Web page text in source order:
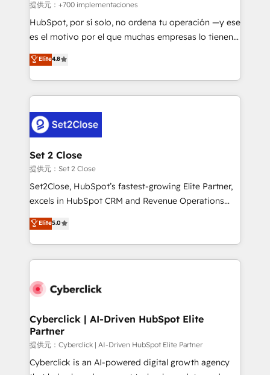
improvement & construction, branding and
commercialization, real estate, health, education,
SaaS, Software Dev & IT and consulting, make the
the United States, EU, UAE, Mexico and Latin
America. From casual user to super fan: make
提供元：+700 implementaciones
HubSpot, por sí solo, no ordena tu operación —y ese
es el motivo por el que muchas empresas lo tienen y
aun así no crecen. Suele ser un círculo: procesos que
no generan datos confiables, datos que no permiten
decidir bien, y decisiones que no logran mejorar los
procesos. Y así, vuelta tras vuelta, el negocio gira sin
el CRM y más con cómo opera la empresa por
debajo. Te acompañamos a ordenar tu operación
para que genere la información que necesitás para
decidir, y HubSpot por fin rinda de verdad. Lo
hacemos paso a paso, sin frenar tu operación, con la
adopción que todos buscan y pocos logran. No es
implementaciones en LATAM. Imaginá HubSpot
mostrándote dónde está tu próxima venta, no solo
consecutivas, una tras otra.
Elite4.8
Set 2 Close
提供元：Set 2 Close
Set2Close, HubSpot’s fastest-growing Elite Partner,
excels in HubSpot CRM and Revenue Operations
(RevOps) services to boost B2B sales and growth.
As a top HubSpot Elite Partner, we specialize in
custom HubSpot CRM solutions. Our experts design,
implement, and optimize systems to enhance user
marketing, and service teams. From setup to
management, and speed up deal closures. With 500+
projects completed, our Agile approach ensures your
HubSpot CRM drives measurable results. Our
RevOps services align your sales, marketing, and
Elite5.0
Cyberclick | AI-Driven HubSpot Elite
Partner
提供元：Cyberclick | AI-Driven HubSpot Elite Partner
Cyberclick is an AI-powered digital growth agency